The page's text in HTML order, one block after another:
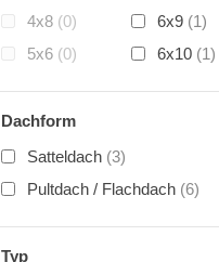
4x8 (0) 6x9 (1)
5x6 (0) 6x10 (1)
Dachform
Satteldach (3)
Pultdach / Flachdach (6)
Typ